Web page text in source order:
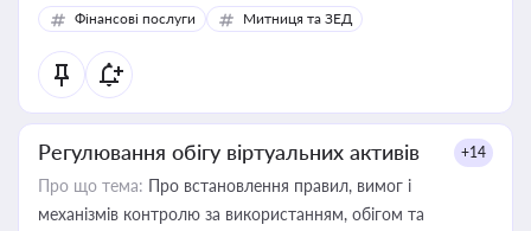
Фінансові послуги Митниця та ЗЕД
Регулювання обігу віртуальних активів +14
Про що тема: Про встановлення правил, вимог і
механізмів контролю за використанням, обігом та